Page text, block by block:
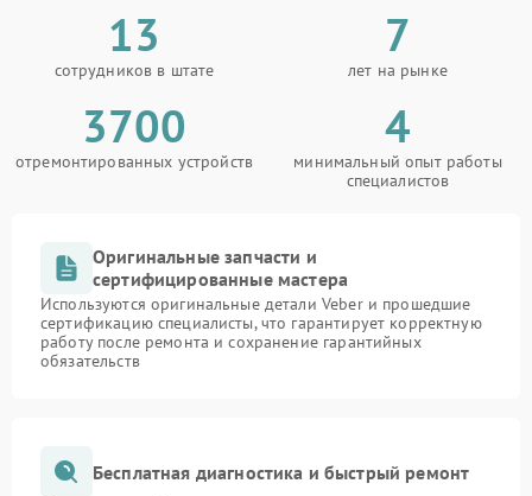
13
сотрудников в штате
7
лет на рынке
3700
отремонтированных устройств
4
минимальный опыт работы
специалистов
Оригинальные запчасти и
сертифицированные мастера
Используются оригинальные детали Veber и прошедшие
сертификацию специалисты, что гарантирует корректную
работу после ремонта и сохранение гарантийных
обязательств
Бесплатная диагностика и быстрый ремонт